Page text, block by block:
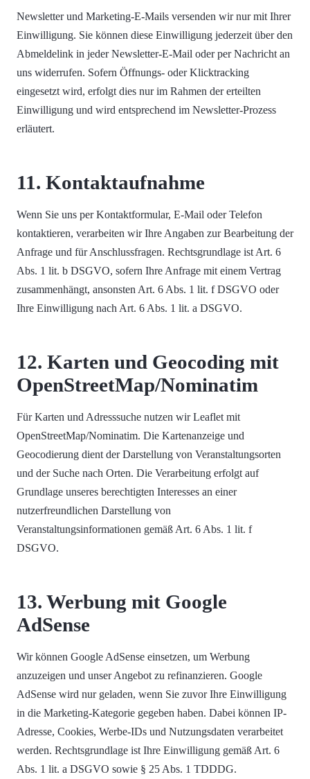
Newsletter und Marketing-E-Mails versenden wir nur mit Ihrer
Einwilligung. Sie können diese Einwilligung jederzeit über den
Abmeldelink in jeder Newsletter-E-Mail oder per Nachricht an
uns widerrufen. Sofern Öffnungs- oder Klicktracking
eingesetzt wird, erfolgt dies nur im Rahmen der erteilten
Einwilligung und wird entsprechend im Newsletter-Prozess
erläutert.
11. Kontaktaufnahme
Wenn Sie uns per Kontaktformular, E-Mail oder Telefon
kontaktieren, verarbeiten wir Ihre Angaben zur Bearbeitung der
Anfrage und für Anschlussfragen. Rechtsgrundlage ist Art. 6
Abs. 1 lit. b DSGVO, sofern Ihre Anfrage mit einem Vertrag
zusammenhängt, ansonsten Art. 6 Abs. 1 lit. f DSGVO oder
Ihre Einwilligung nach Art. 6 Abs. 1 lit. a DSGVO.
12. Karten und Geocoding mit
OpenStreetMap/Nominatim
Für Karten und Adresssuche nutzen wir Leaflet mit
OpenStreetMap/Nominatim. Die Kartenanzeige und
Geocodierung dient der Darstellung von Veranstaltungsorten
und der Suche nach Orten. Die Verarbeitung erfolgt auf
Grundlage unseres berechtigten Interesses an einer
nutzerfreundlichen Darstellung von
Veranstaltungsinformationen gemäß Art. 6 Abs. 1 lit. f
DSGVO.
13. Werbung mit Google
AdSense
Wir können Google AdSense einsetzen, um Werbung
anzuzeigen und unser Angebot zu refinanzieren. Google
AdSense wird nur geladen, wenn Sie zuvor Ihre Einwilligung
in die Marketing-Kategorie gegeben haben. Dabei können IP-
Adresse, Cookies, Werbe-IDs und Nutzungsdaten verarbeitet
werden. Rechtsgrundlage ist Ihre Einwilligung gemäß Art. 6
Abs. 1 lit. a DSGVO sowie § 25 Abs. 1 TDDDG.